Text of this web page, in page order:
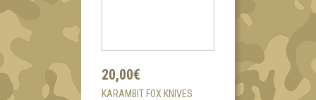
20,00€
KARAMBIT FOX KNIVES